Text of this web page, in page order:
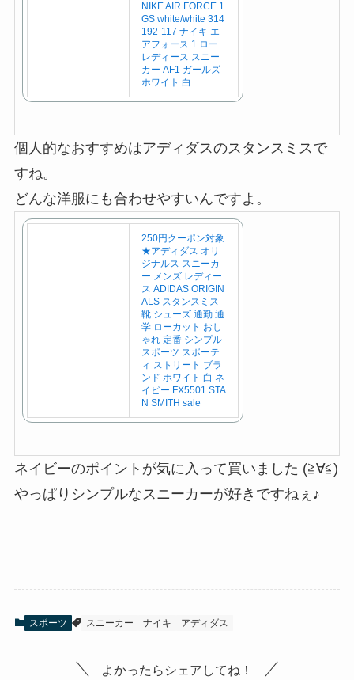
NIKE AIR FORCE 1
GS white/white 314
192-117 ナイキ エ
アフォース 1 ロー
レディース スニー
カー AF1 ガールズ
ホワイト 白
個人的なおすすめはアディダスのスタンスミスで
すね。
どんな洋服にも合わせやすいんですよ。
250円クーポン対象
★アディダス オリ
ジナルス スニーカ
ー メンズ レディー
ス ADIDAS ORIGIN
ALS スタンスミス
靴 シューズ 通勤 通
学 ローカット おし
ゃれ 定番 シンプル
スポーツ スポーテ
ィ ストリート ブラ
ンド ホワイト 白 ネ
イビー FX5501 STA
N SMITH sale
ネイビーのポイントが気に入って買いました (≧∀≦)
やっぱりシンプルなスニーカーが好きですねぇ♪
スポーツ スニーカー ナイキ アディダス
よかったらシェアしてね！